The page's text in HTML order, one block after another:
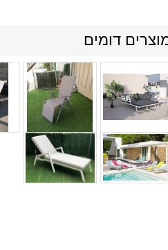
דומים